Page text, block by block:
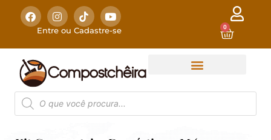
Entre ou Cadastre-se 0